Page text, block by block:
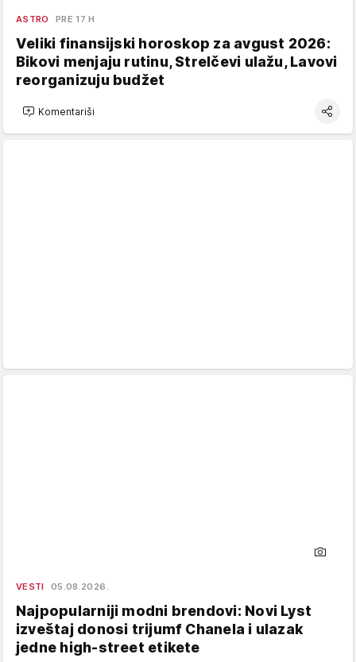
ASTRO PRE 17 H
Veliki finansijski horoskop za avgust 2026:
Bikovi menjaju rutinu, Strelčevi ulažu, Lavovi
reorganizuju budžet
Komentariši
VESTI 05.08.2026.
Najpopularniji modni brendovi: Novi Lyst
izveštaj donosi trijumf Chanela i ulazak
jedne high-street etikete